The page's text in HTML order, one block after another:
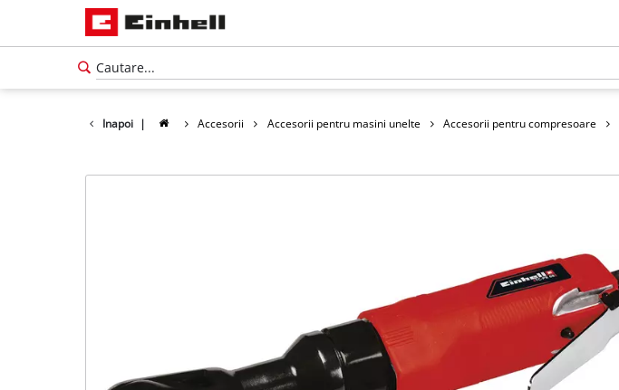
Inapoi | Accesorii Accesorii pentru masini unelte Accesorii pentru compresoare